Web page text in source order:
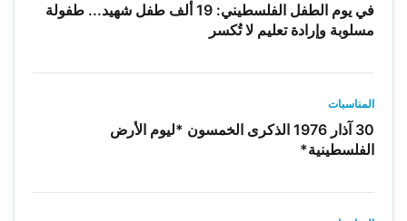
في يوم الطفل الفلسطيني: 19 ألف طفل شهيد... طفولة
مسلوبة وإرادة تعليم لا تُكسر
المناسبات
30 آذار 1976 الذكرى الخمسون *ليوم الأرض
الفلسطينية*